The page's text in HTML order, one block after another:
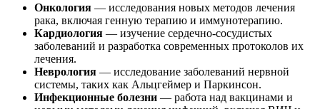
Онкология — исследования новых методов лечения
рака, включая генную терапию и иммунотерапию.
Кардиология — изучение сердечно-сосудистых
заболеваний и разработка современных протоколов их
лечения.
Неврология — исследование заболеваний нервной
системы, таких как Альцгеймер и Паркинсон.
Инфекционные болезни — работа над вакцинами и